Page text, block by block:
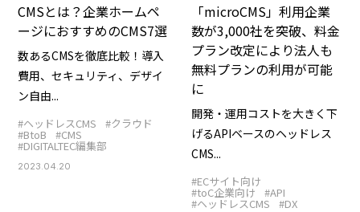
CMSとは？企業ホームペ
ージにおすすめのCMS7選
数あるCMSを徹底比較！導入
費用、セキュリティ、デザイ
ン自由...
#ヘッドレスCMS #クラウド
#BtoB #CMS
#DIGITALTEC編集部
2023.04.20
「microCMS」利用企業
数が3,000社を突破、料金
プラン改定により法人も
無料プランの利用が可能
に
開発・運用コストを大きく下
げるAPIベースのヘッドレス
CMS...
#ECサイト向け
#toC企業向け #API
#ヘッドレスCMS #DX